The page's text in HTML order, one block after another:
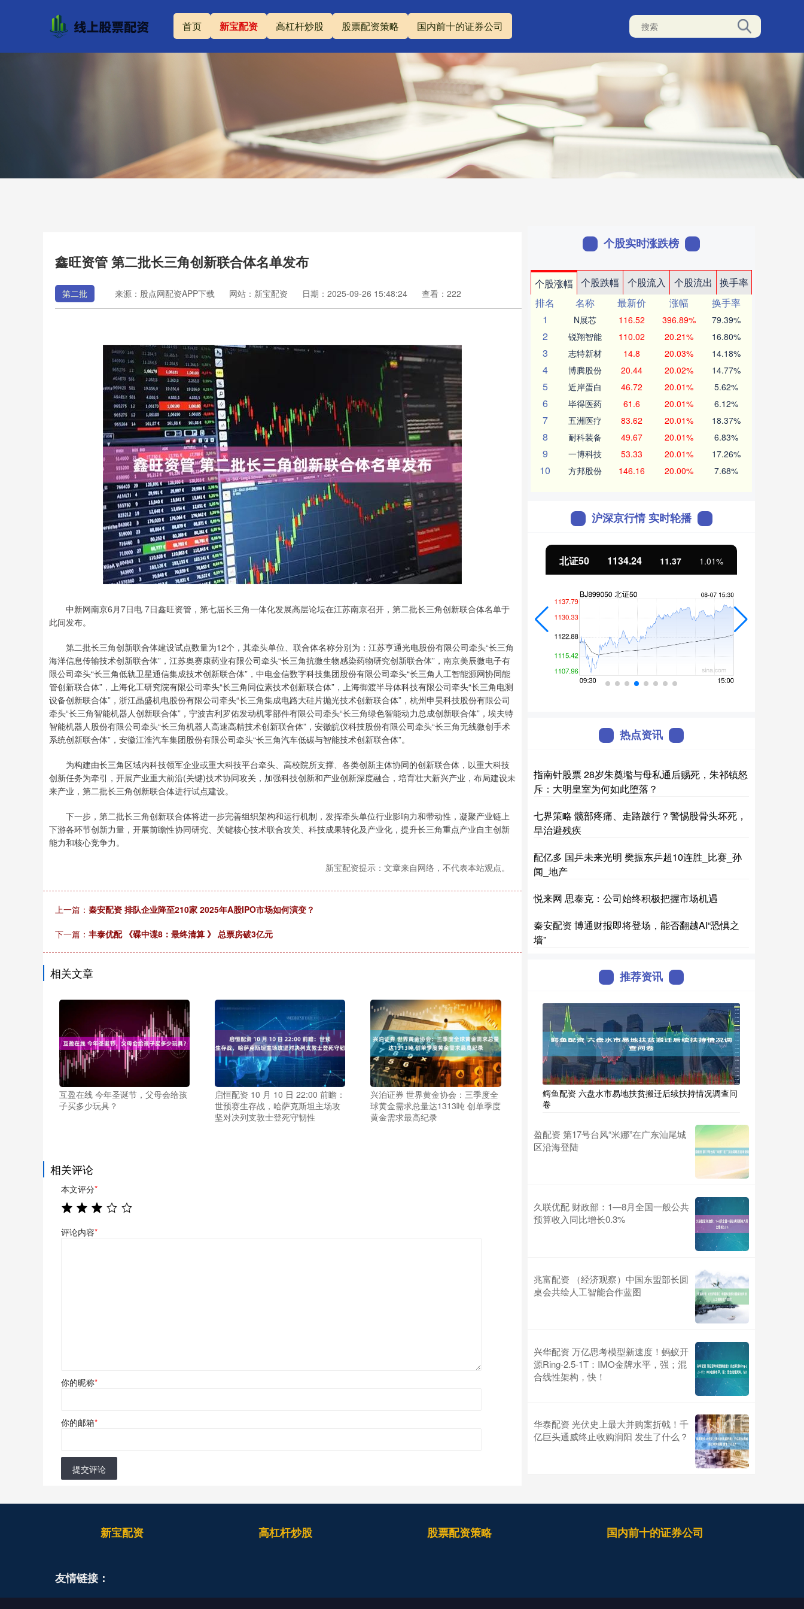
首页 新宝配资 高杠杆炒股 股票配资策略 国内前十的证券公司
鑫旺资管 第二批长三角创新联合体名单发布
第二批 来源：股点网配资APP下载 网站：新宝配资 日期：2025-09-26 15:48:24 查看：222
中新网南京6月7日电 7日鑫旺资管，第七届长三角一体化发展高层论坛在江苏南京召开，第二批长三角创新联合体名单于
此间发布。
第二批长三角创新联合体建设试点数量为12个，其牵头单位、联合体名称分别为：江苏亨通光电股份有限公司牵头“长三角
海洋信息传输技术创新联合体”，江苏奥赛康药业有限公司牵头“长三角抗微生物感染药物研究创新联合体”，南京美辰微电子有
限公司牵头“长三角低轨卫星通信集成技术创新联合体”，中电金信数字科技集团股份有限公司牵头“长三角人工智能源网协同能
管创新联合体”，上海化工研究院有限公司牵头“长三角同位素技术创新联合体”，上海御渡半导体科技有限公司牵头“长三角电测
设备创新联合体”，浙江晶盛机电股份有限公司牵头“长三角集成电路大硅片抛光技术创新联合体”，杭州申昊科技股份有限公司
牵头“长三角智能机器人创新联合体”，宁波吉利罗佑发动机零部件有限公司牵头“长三角绿色智能动力总成创新联合体”，埃夫特
智能机器人股份有限公司牵头“长三角机器人高速高精技术创新联合体”，安徽皖仪科技股份有限公司牵头“长三角无线微创手术
系统创新联合体”，安徽江淮汽车集团股份有限公司牵头“长三角汽车低碳与智能技术创新联合体”。
为构建由长三角区域内科技领军企业或重大科技平台牵头、高校院所支撑、各类创新主体协同的创新联合体，以重大科技
创新任务为牵引，开展产业重大前沿(关键)技术协同攻关，加强科技创新和产业创新深度融合，培育壮大新兴产业，布局建设未
来产业，第二批长三角创新联合体进行试点建设。
下一步，第二批长三角创新联合体将进一步完善组织架构和运行机制，发挥牵头单位行业影响力和带动性，凝聚产业链上
下游各环节创新力量，开展前瞻性协同研究、关键核心技术联合攻关、科技成果转化及产业化，提升长三角重点产业自主创新
能力和核心竞争力。
新宝配资提示：文章来自网络，不代表本站观点。
上一篇： 秦安配资 排队企业降至210家 2025年A股IPO市场如何演变？
下一篇： 丰泰优配 《碟中谍8：最终清算 》 总票房破3亿元
相关文章
互盈在线 今年圣诞节，父母会给孩
子买多少玩具？
启恒配资 10 月 10 日 22:00 前瞻：
世预赛生存战，哈萨克斯坦主场攻
坚对决列支敦士登死守韧性
兴泊证券 世界黄金协会：三季度全
球黄金需求总量达1313吨 创单季度
黄金需求最高纪录
相关评论
本文评分*
评论内容*
你的昵称*
你的邮箱*
提交评论
个股实时涨跌榜
个股涨幅 个股跌幅 个股流入 个股流出
换手率
排名
名称 最新价 涨幅
换手率
1
N展芯 116.52 396.89% 79.39%
2 锐翔智能 110.02 20.21% 16.80%
3 志特新材 14.8 20.03% 14.18%
4 博腾股份 20.44 20.02% 14.77%
5 近岸蛋白 46.72 20.01% 5.62%
6 毕得医药 61.6 20.01% 6.12%
7 五洲医疗 83.62 20.01% 18.37%
8 耐科装备 49.67 20.01% 6.83%
9 一博科技 53.33 20.01% 17.26%
10 方邦股份 146.16 20.00% 7.68%
沪深京行情 实时轮播
深证成指 14311.01 200.89 1.42% 沪深300 4694.44 43.13 北证50 1134.24 11.37 1.01%
热点资讯
指南针股票 28岁朱奠壏与母私通后赐死，朱祁镇怒
斥：大明皇室为何如此堕落？
七界策略 髋部疼痛、走路跛行？警惕股骨头坏死，
早治避残疾
配亿多 国乒未来光明 樊振东乒超10连胜_比赛_孙
闻_地产
悦来网 思泰克：公司始终积极把握市场机遇
秦安配资 博通财报即将登场，能否翻越AI“恐惧之
墙”
推荐资讯
鳄鱼配资 六盘水市易地扶贫搬迁后续扶持情况调查问
卷
盈配资 第17号台风“米娜”在广东汕尾城
区沿海登陆
久联优配 财政部：1—8月全国一般公共
预算收入同比增长0.3%
兆富配资 （经济观察）中国东盟部长圆
桌会共绘人工智能合作蓝图
兴华配资 万亿思考模型新速度！蚂蚁开
源Ring-2.5-1T：IMO金牌水平，强；混
合线性架构，快！
华泰配资 光伏史上最大并购案折戟！千
亿巨头通威终止收购润阳 发生了什么？
新宝配资 高杠杆炒股 股票配资策略 国内前十的证券公司
友情链接：